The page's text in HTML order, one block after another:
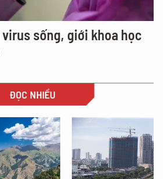
sống, giới khoa học
ĐỌC NHIỀU